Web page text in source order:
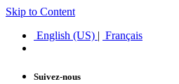
Skip to Content
English (US) | Français
Suivez-nous